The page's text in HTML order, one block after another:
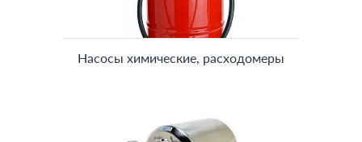
Насосы химические, расходомеры